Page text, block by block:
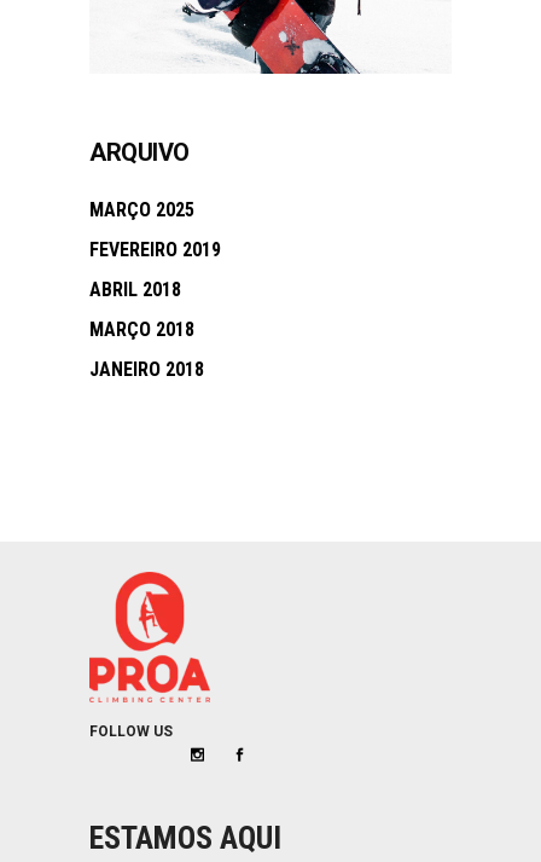
ARQUIVO
MARÇO 2025
FEVEREIRO 2019
ABRIL 2018
MARÇO 2018
JANEIRO 2018
FOLLOW US
ESTAMOS AQUI